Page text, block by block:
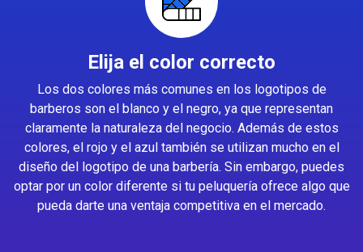
Elija el color correcto
Los dos colores más comunes en los logotipos de
barberos son el blanco y el negro, ya que representan
claramente la naturaleza del negocio. Además de estos
colores, el rojo y el azul también se utilizan mucho en el
diseño del logotipo de una barbería. Sin embargo, puedes
optar por un color diferente si tu peluquería ofrece algo que
pueda darte una ventaja competitiva en el mercado.